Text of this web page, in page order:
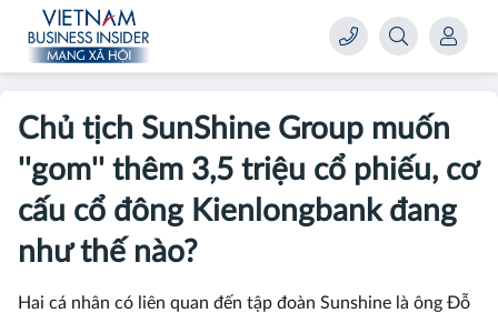
Chủ tịch SunShine Group muốn
''gom'' thêm 3,5 triệu cổ phiếu, cơ
cấu cổ đông Kienlongbank đang
như thế nào?
Hai cá nhân có liên quan đến tập đoàn Sunshine là ông Đỗ